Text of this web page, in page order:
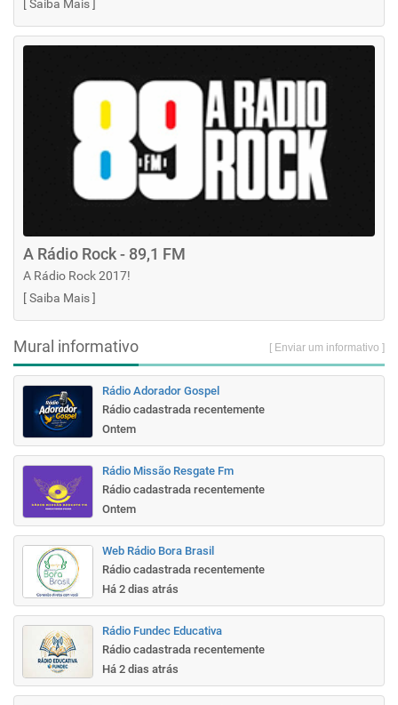
[Saiba Mais]
A Rádio Rock - 89,1 FM
A Rádio Rock 2017!
[Saiba Mais]
Mural informativo [ Enviar um informativo ]
Rádio Adorador Gospel
Rádio cadastrada recentemente
Ontem
Rádio Missão Resgate Fm
Rádio cadastrada recentemente
Ontem
Web Rádio Bora Brasil
Rádio cadastrada recentemente
Há 2 dias atrás
Rádio Fundec Educativa
Rádio cadastrada recentemente
Há 2 dias atrás